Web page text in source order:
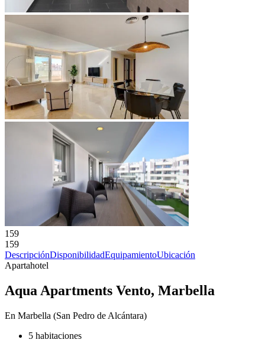
159
159
DescripciónDisponibilidadEquipamientoUbicación
Apartahotel
Aqua Apartments Vento, Marbella
En Marbella (San Pedro de Alcántara)
5 habitaciones